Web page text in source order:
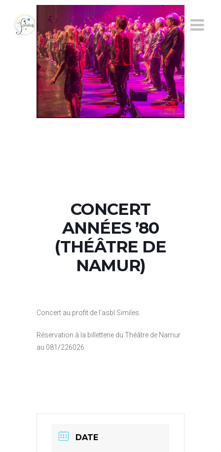
CONCERT
ANNÉES ’80
(THÉÂTRE DE
NAMUR)
Concert au profit de l’asbl Similes.
Réservation à la billetterie du Théâtre de Namur
au 081/226026
DATE